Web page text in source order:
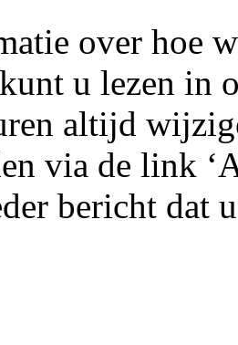
over hoe
u lezen in
altijd
via de link
bericht dat